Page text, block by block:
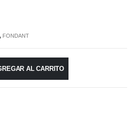
, FONDANT
AL CARRITO